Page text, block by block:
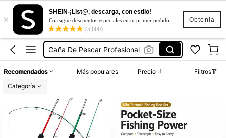
Obténla
×
SHEIN-¡List@, descarga, con estilo!
Consigue descuentos especiales en tu primer pedido
(5,000)
Caña De Pescar Con Carrete
Cañas Para Pescar 🎣
Caña De Pescar
Caña De Pescar Profesional
Cañas Para Pescar 🎣
Recomendados Más populares Precio
Filtros
Categoría